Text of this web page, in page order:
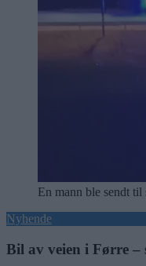
En mann ble sendt
Nyhende
Bil av veien i Førre –